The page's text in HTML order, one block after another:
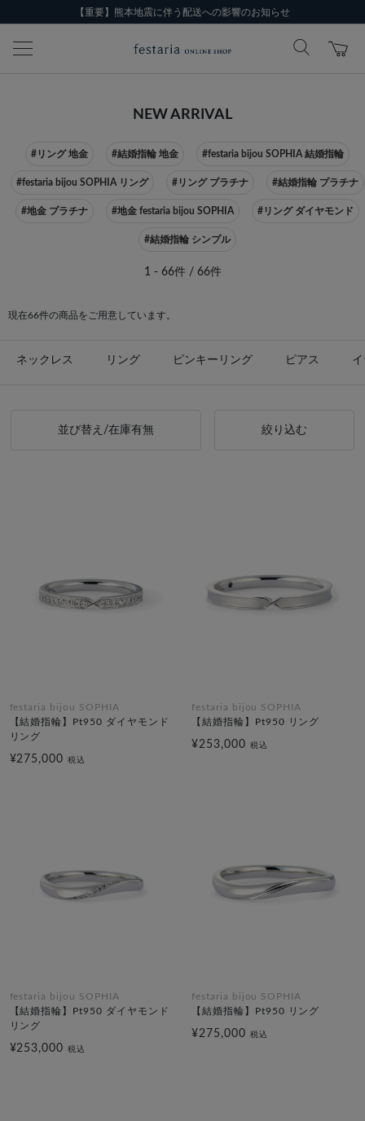
【重要】熊本地震に伴う配送への影響のお知らせ
NEW ARRIVAL
#リング 地金 #結婚指輪 地金 #festaria bijou SOPHIA 結婚指輪
#festaria bijou SOPHIA リング #リング プラチナ #結婚指輪 プラチナ
#地金 プラチナ #地金 festaria bijou SOPHIA #リング ダイヤモンド
#結婚指輪 シンプル
1 - 66件 / 66件
現在66件の商品をご用意しています。
ネックレス リング ピンキーリング ピアス
並び替え/在庫有無 絞り込む
festaria bijou SOPHIA
【結婚指輪】Pt950 ダイヤモンド
リング
¥275,000税込
festaria bijou SOPHIA
【結婚指輪】Pt950 リング
¥253,000 税込
festaria bijou SOPHIA
【結婚指輪】Pt950 ダイヤモンド
リング
¥253,000税込
festaria bijou SOPHIA
【結婚指輪】Pt950 リング
¥275,000 税込